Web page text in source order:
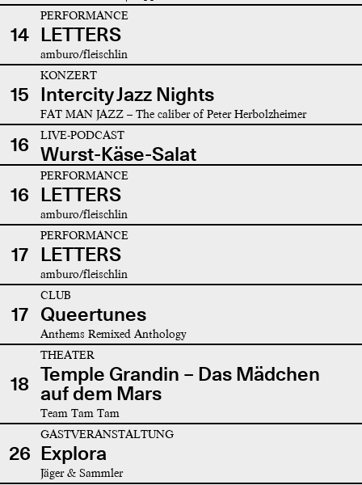
14
PERFORMANCE
LETTERS
amburo/fleischlin
15
KONZERT
Intercity Jazz Nights
FAT MAN JAZZ – The caliber of Peter Herbolzheimer
16 LIVE-PODCAST
Wurst-Käse-Salat
16
PERFORMANCE
LETTERS
amburo/fleischlin
17
PERFORMANCE
LETTERS
amburo/fleischlin
17
CLUB
Queertunes
Anthems Remixed Anthology
18
THEATER
Temple Grandin – Das Mädchen
auf dem Mars
Team Tam Tam
26
GASTVERANSTALTUNG
Explora
Jäger & Sammler